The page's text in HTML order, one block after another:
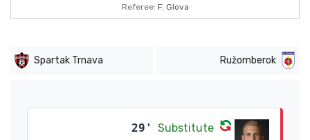
Referee: F. Glova
Spartak Trnava Ružomberok
29' Substitute